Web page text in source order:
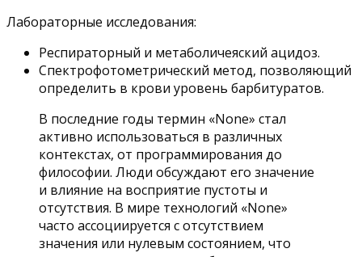
Лабораторные исследования:
Респираторный и метаболичеяский ацидоз.
Спектрофотометрический метод, позволяющий
определить в крови уровень барбитуратов.
В последние годы термин «None» стал
активно использоваться в различных
контекстах, от программирования до
философии. Люди обсуждают его значение
и влияние на восприятие пустоты и
отсутствия. В мире технологий «None»
часто ассоциируется с отсутствием
значения или нулевым состоянием, что